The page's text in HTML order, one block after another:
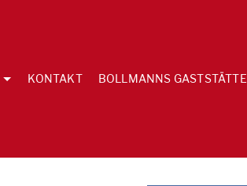
KONTAKT BOLLMANNS GASTSTÄTTE